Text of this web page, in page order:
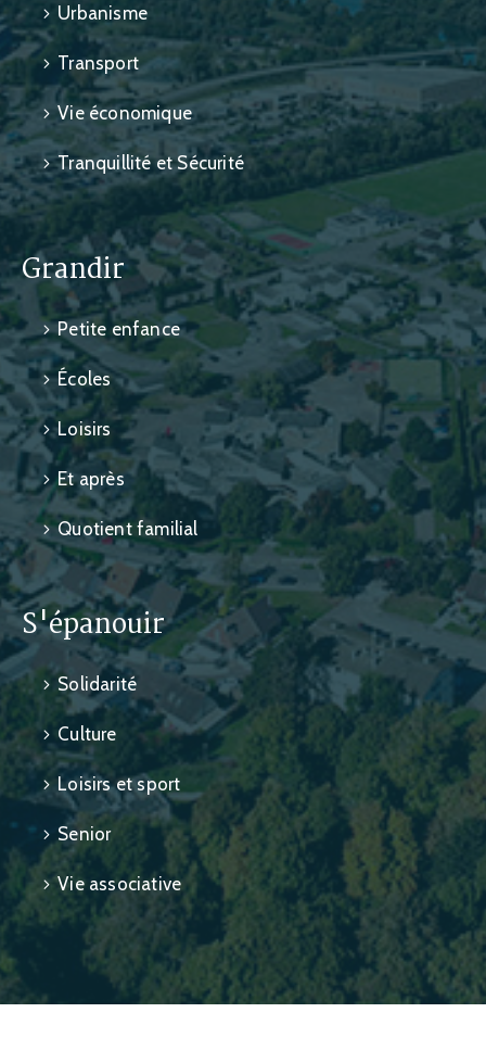
Urbanisme
Transport
Vie économique
Tranquillité et Sécurité
Grandir
Petite enfance
Écoles
Loisirs
Et après
Quotient familial
S'épanouir
Solidarité
Culture
Loisirs et sport
Senior
Vie associative